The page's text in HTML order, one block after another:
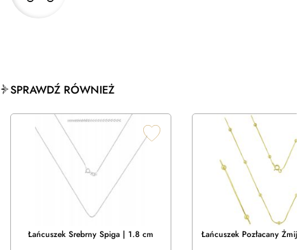
SPRAWDŹ RÓWNIEŻ
Łańcuszek Srebrny Spiga | 1.8 cm Łańcuszek Pozłacany